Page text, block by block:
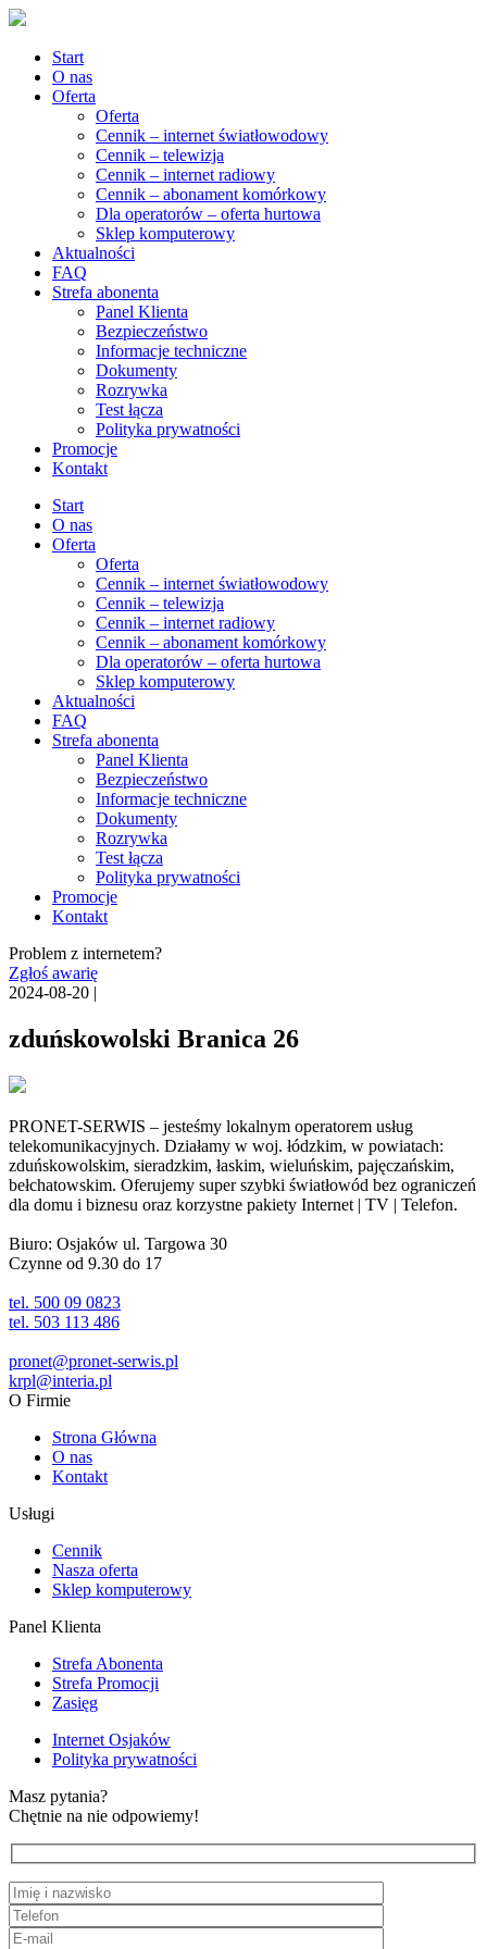
Start
O nas
Oferta
Oferta
Cennik – internet światłowodowy
Cennik – telewizja
Cennik – internet radiowy
Cennik – abonament komórkowy
Dla operatorów – oferta hurtowa
Sklep komputerowy
Aktualności
FAQ
Strefa abonenta
Panel Klienta
Bezpieczeństwo
Informacje techniczne
Dokumenty
Rozrywka
Test łącza
Polityka prywatności
Promocje
Kontakt
Start
O nas
Oferta
Oferta
Cennik – internet światłowodowy
Cennik – telewizja
Cennik – internet radiowy
Cennik – abonament komórkowy
Dla operatorów – oferta hurtowa
Sklep komputerowy
Aktualności
FAQ
Strefa abonenta
Panel Klienta
Bezpieczeństwo
Informacje techniczne
Dokumenty
Rozrywka
Test łącza
Polityka prywatności
Promocje
Kontakt
Problem z internetem?
Zgłoś awarię
2024-08-20 |
zduńskowolski Branica 26
PRONET-SERWIS – jesteśmy lokalnym operatorem usług
telekomunikacyjnych. Działamy w woj. łódzkim, w powiatach:
zduńskowolskim, sieradzkim, łaskim, wieluńskim, pajęczańskim,
bełchatowskim. Oferujemy super szybki światłowód bez ograniczeń
dla domu i biznesu oraz korzystne pakiety Internet | TV | Telefon.
Biuro: Osjaków ul. Targowa 30
Czynne od 9.30 do 17
tel. 500 09 0823
tel. 503 113 486
pronet@pronet-serwis.pl
krpl@interia.pl
O Firmie
Strona Główna
O nas
Kontakt
Usługi
Cennik
Nasza oferta
Sklep komputerowy
Panel Klienta
Strefa Abonenta
Strefa Promocji
Zasięg
Internet Osjaków
Polityka prywatności
Masz pytania?
Chętnie na nie odpowiemy!